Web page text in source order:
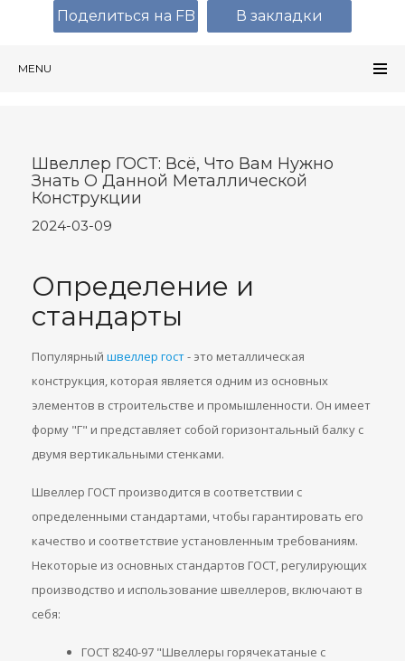
MENU
Швеллер ГОСТ: Всё, Что Вам Нужно
Знать О Данной Металлической
Конструкции
2024-03-09
Определение и
стандарты
Популярный швеллер гост- это металлическая
конструкция, которая является одним из основных
элементов в строительстве и промышленности. Он имеет
форму "Г" и представляет собой горизонтальный балку с
двумя вертикальными стенками.
Швеллер ГОСТ производится в соответствии с
определенными стандартами, чтобы гарантировать его
качество и соответствие установленным требованиям.
Некоторые из основных стандартов ГОСТ, регулирующих
производство и использование швеллеров, включают в
себя:
ГОСТ 8240-97 "Швеллеры горячекатаные с
Поделиться на FB В закладки